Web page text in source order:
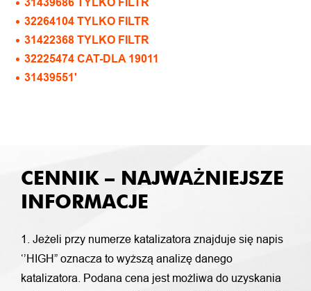
31439686 TYLKO FILTR
32264104 TYLKO FILTR
31422368 TYLKO FILTR
32225474 CAT-DLA 19011
31439551'
CENNIK – NAJWAŻNIEJSZE
INFORMACJE
1. Jeżeli przy numerze katalizatora znajduje się napis
‘’HIGH” oznacza to wyższą analizę danego
katalizatora. Podana cena jest możliwa do uzyskania